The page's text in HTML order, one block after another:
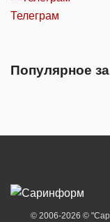
Телеграм
Популярное
© 2006-2026 ©